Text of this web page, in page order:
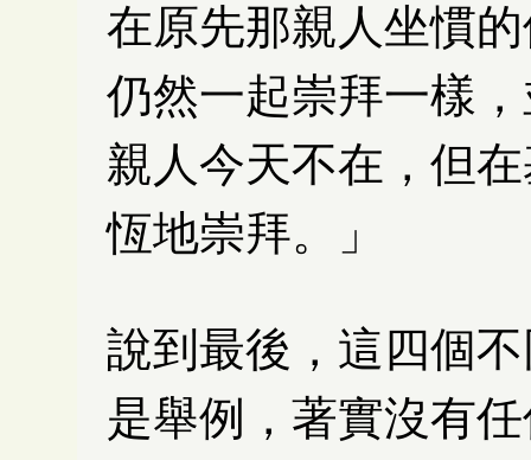
在原先那親人坐慣
仍然一起崇拜一樣
親人今天不在，但
恆地崇拜。」
說到最後，這四個
是舉例，著實沒有